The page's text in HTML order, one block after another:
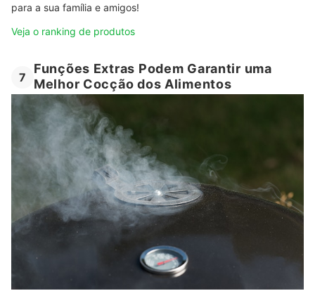
para a sua família e amigos!
Veja o ranking de produtos
7
Funções Extras Podem Garantir uma
Melhor Cocção dos Alimentos